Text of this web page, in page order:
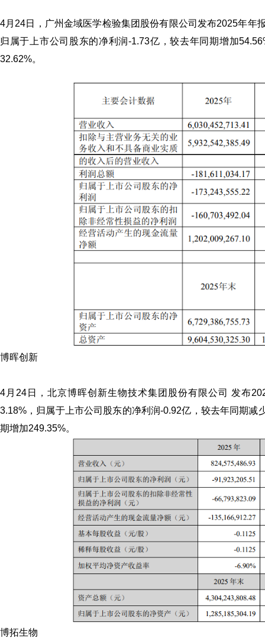
4月24日，广州金域医学检验集团股份有限公司发布2025年年
归属于上市公司股东的净利润-1.73亿，较去年同期增加
32.62%。
博晖创新
4月24日，北京博晖创新生物技术集团股份有限公司 发布
3.18%，归属于上市公司股东的净利润-0.92亿，较去年同期
期增加249.35%。
博拓生物